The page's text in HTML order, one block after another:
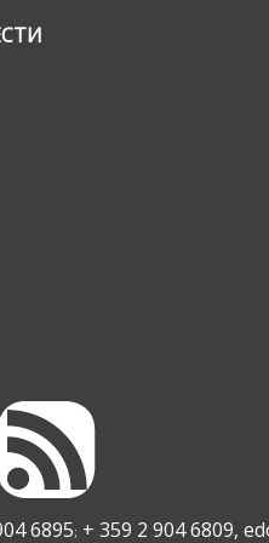
6895; + 359 2 904 6809,